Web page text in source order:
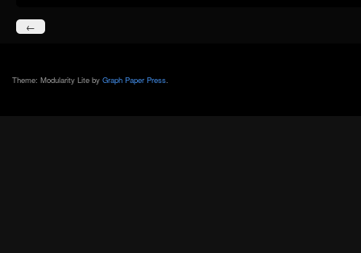
←
Theme: Modularity Lite by Graph Paper Press.